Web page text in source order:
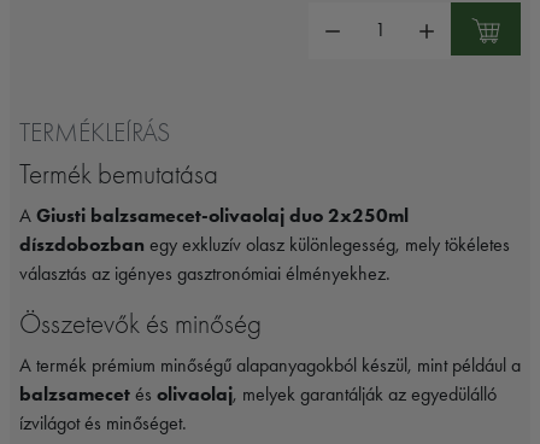
TERMÉKLEÍRÁS
Termék bemutatása
A Giusti balzsamecet-olivaolaj duo 2x250ml
díszdobozban egy exkluzív olasz különlegesség, mely tökéletes
választás az igényes gasztronómiai élményekhez.
Összetevők és minőség
A termék prémium minőségű alapanyagokból készül, mint például a
balzsamecet és olivaolaj, melyek garantálják az egyedülálló
ízvilágot és minőséget.